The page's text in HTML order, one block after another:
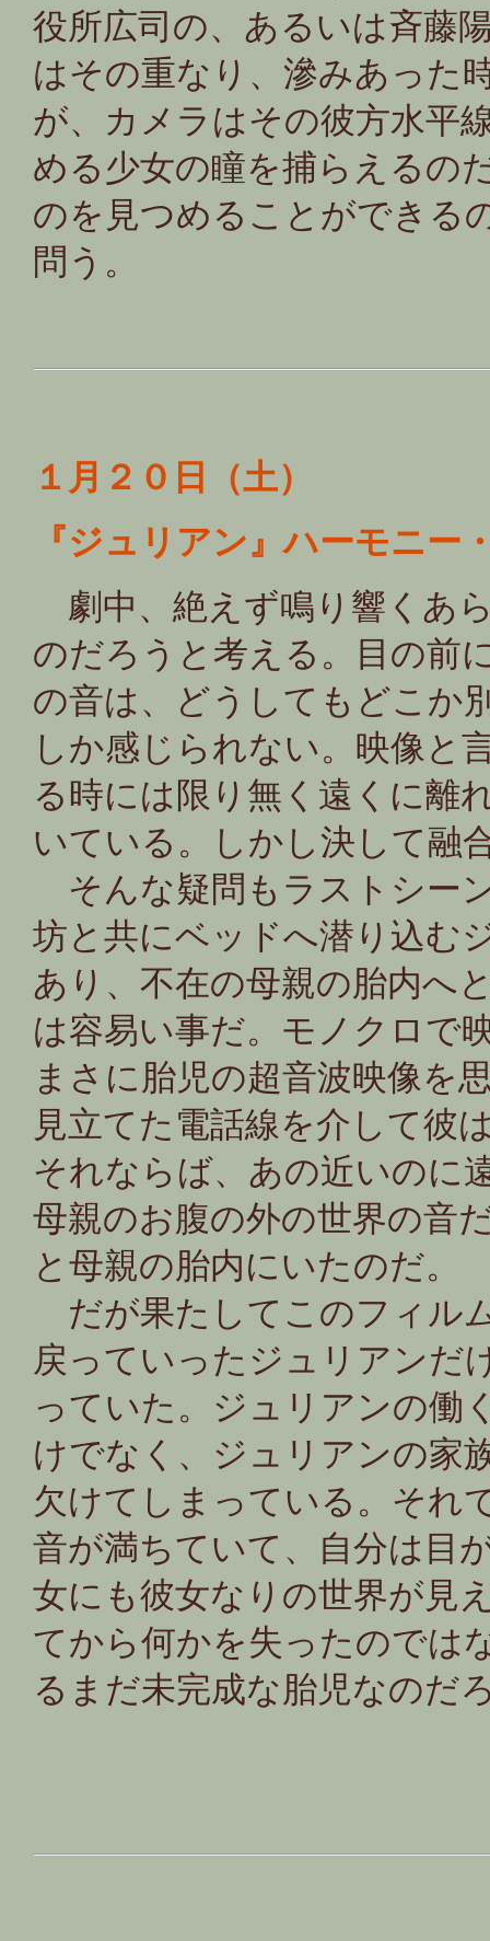
役所広司の、あるいは斉藤
はその重なり、滲みあった
が、カメラはその彼方水平
める少女の瞳を捕らえるの
のを見つめることができる
問う。
１月２０日（土）
『ジュリアン』ハーモニー
劇中、絶えず鳴り響くあ
のだろうと考える。目の前
の音は、どうしてもどこか
しか感じられない。映像と
る時には限り無く遠くに離
いている。しかし決して融
そんな疑問もラストシー
坊と共にベッドへ潜り込む
あり、不在の母親の胎内へ
は容易い事だ。モノクロで
まさに胎児の超音波映像を
見立てた電話線を介して彼
それならば、あの近いのに
母親のお腹の外の世界の音
と母親の胎内にいたのだ。
だが果たしてこのフィル
戻っていったジュリアンだ
っていた。ジュリアンの働
けでなく、ジュリアンの家
欠けてしまっている。それ
音が満ちていて、自分は目
女にも彼女なりの世界が見
てから何かを失ったのでは
るまだ未完成な胎児なのだ